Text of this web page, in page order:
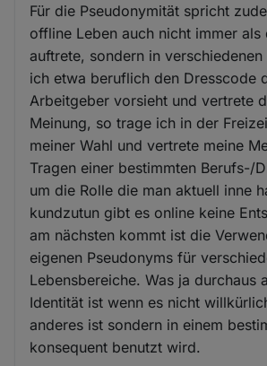
Für die Pseudonymität spricht
offline Leben auch nicht immer als
auftrete, sondern in verschiedenen
ich etwa beruflich den Dresscode
Arbeitgeber vorsieht und vertrete
Meinung, so trage ich in der
meiner Wahl und vertrete meine
Tragen einer bestimmten Berufs-/
um die Rolle die man aktuell inne
kundzutun gibt es online keine
am nächsten kommt ist die
eigenen Pseudonyms für
Lebensbereiche. Was ja durchaus
Identität ist wenn es nicht
anderes ist sondern in einem
konsequent benutzt wird.